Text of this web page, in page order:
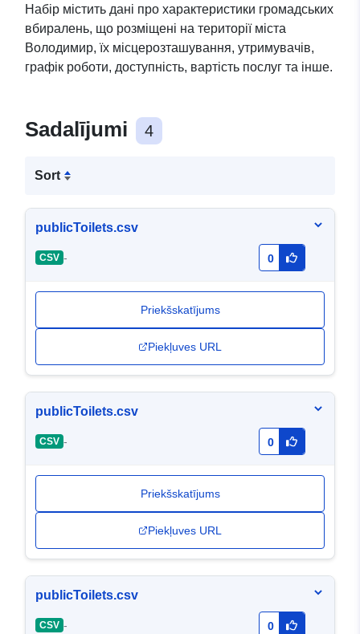
Набір містить дані про характеристики громадських
вбиралень, що розміщені на території міста
Володимир, їх місцерозташування, утримувачів,
графік роботи, доступність, вартість послуг та інше.
Sadalījumi 4
Sort
publicToilets.csv
CSV - 0
Priekšskatījums
Piekļuves URL
publicToilets.csv
CSV - 0
Priekšskatījums
Piekļuves URL
publicToilets.csv
CSV - 0